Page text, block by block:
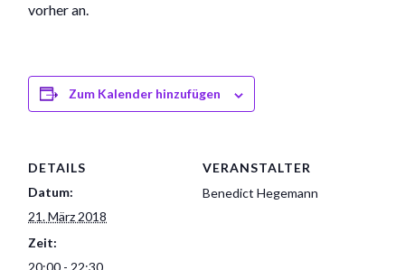
vorher an.
Zum Kalender hinzufügen
DETAILS
Datum:
21. März 2018
Zeit:
VERANSTALTER
Benedict Hegemann